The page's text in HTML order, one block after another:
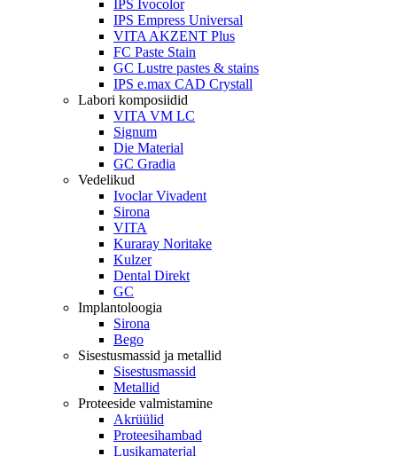
IPS Ivocolor
IPS Empress Universal
VITA AKZENT Plus
FC Paste Stain
GC Lustre pastes & stains
IPS e.max CAD Crystall
Labori komposiidid
VITA VM LC
Signum
Die Material
GC Gradia
Vedelikud
Ivoclar Vivadent
Sirona
VITA
Kuraray Noritake
Kulzer
Dental Direkt
GC
Implantoloogia
Sirona
Bego
Sisestusmassid ja metallid
Sisestusmassid
Metallid
Proteeside valmistamine
Akrüülid
Proteesihambad
Lusikamaterjal